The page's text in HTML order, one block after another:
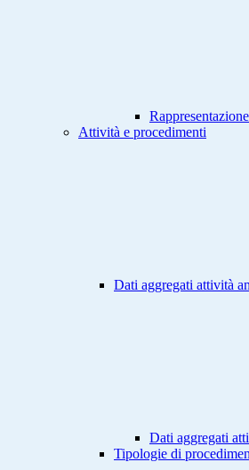
Attività e procedimenti
Dati aggregati attività
Dati aggregati
Tipologie di